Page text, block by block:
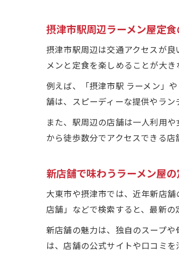
摂津市駅周辺ラーメン屋定
摂津市駅周辺は交通アクセスが
メンと定食を楽しめることが大き
例えば、「摂津市駅 ラーメン」
舗は、スピーディーな提供やラ
また、駅周辺の店舗は一人利用
から徒歩数分でアクセスできる店
新店舗で味わうラーメン屋
大東市や摂津市では、近年新店
店舗」などで検索すると、最新の
新店舗の魅力は、独自のスープ
は、店舗の公式サイトや口コミ